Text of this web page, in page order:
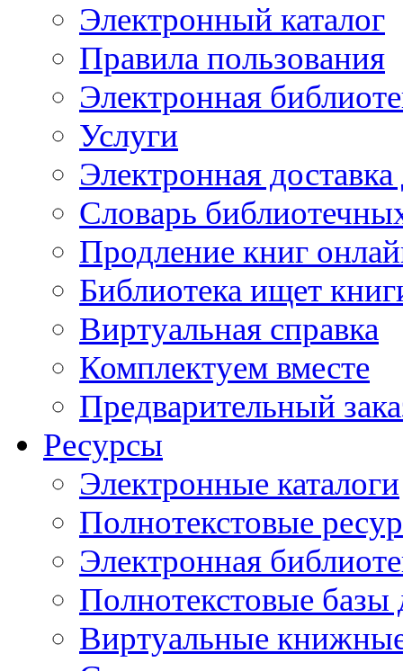
Электронный каталог
Правила пользования
Электронная
Услуги
Электронная
Словарь
Продление книг
Библиотека ищет
Виртуальная справка
Комплектуем вместе
Предварительный
Ресурсы
Электронные каталоги
Полнотекстовые
Электронная
Полнотекстовые
Виртуальные